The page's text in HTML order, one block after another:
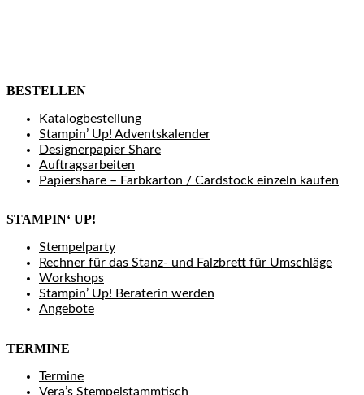
BESTELLEN
Katalogbestellung
Stampin’ Up! Adventskalender
Designerpapier Share
Auftragsarbeiten
Papiershare – Farbkarton / Cardstock einzeln kaufen
STAMPIN‘ UP!
Stempelparty
Rechner für das Stanz- und Falzbrett für Umschläge
Workshops
Stampin’ Up! Beraterin werden
Angebote
TERMINE
Termine
Vera’s Stempelstammtisch